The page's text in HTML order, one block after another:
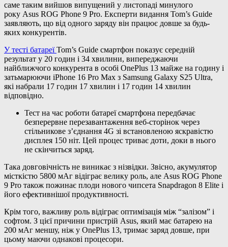
саме таким вийшов випущений у листопаді минулого
року Asus ROG Phone 9 Pro. Експерти видання Tom’s Guide
заявляють, що від одного заряду він працює довше за будь-
яких конкурентів.
У тесті батареїTom’s Guide смартфон показує середній
результат у 20 годин і 34 хвилини, випереджаючи
найближчого конкурента в особі OnePlus 13 майже на годину і
затьмарюючи iPhone 16 Pro Max з Samsung Galaxy S25 Ultra,
які набрали 17 годин 17 хвилин і 17 годин 14 хвилин
відповідно.
Тест на час роботи батареї смартфона передбачає
безперервне перезавантаження веб-сторінок через
стільникове з’єднання 4G зі встановленою яскравістю
дисплея 150 ніт. Цей процес триває доти, доки в нього
не скінчиться заряд.
Така довговічність не виникає з нізвідки. Звісно, акумулятор
місткістю 5800 мАг відіграє велику роль, але Asus ROG Phone
9 Pro також пожинає плоди нового чипсета Snapdragon 8 Elite і
його ефективнішої продуктивності.
Крім того, важливу роль відіграє оптимізація між “залізом” і
софтом. З цієї причини пристрій Asus, який має батарею на
200 мАг меншу, ніж у OnePlus 13, тримає заряд довше, при
цьому маючи однакові процесори.